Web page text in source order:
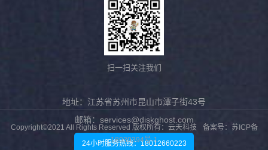
扫一扫关注我们
地址：江苏省苏州市昆山市潭子街43号
邮箱：services@diskghost.com
24小时服务热线：18012660223
Copyright©2021 All Rights Reserved 版权所有：云天科技
备案号：苏ICP备
18039394号-1